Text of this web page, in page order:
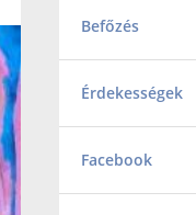
Befőzés
Érdekességek
Facebook